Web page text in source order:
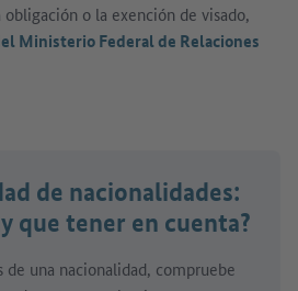
o la exención de visado,
Ministerio Federal de Relaciones
de nacionalidades:
que tener en cuenta?
de una nacionalidad, compruebe